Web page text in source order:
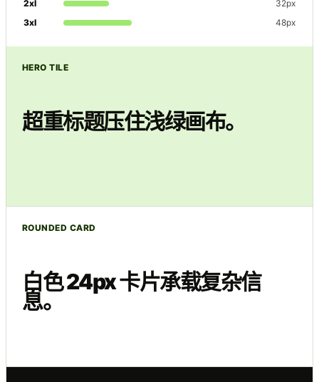
2xl
32px
3xl
48px
HERO TILE
超重标题压住浅绿画布。
ROUNDED CARD
白色 24px 卡片承载复杂信
息。